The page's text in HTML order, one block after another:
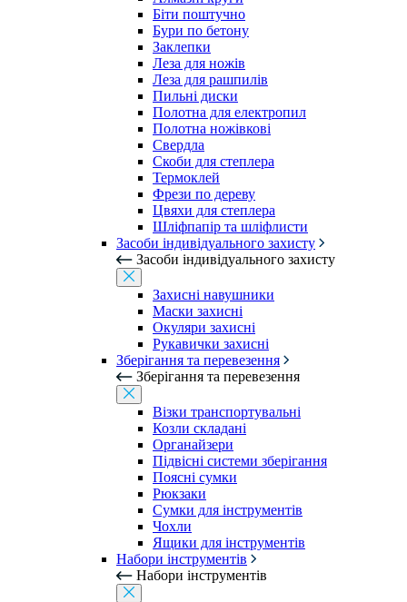
Біти поштучно
Бури по бетону
Заклепки
Леза для ножів
Леза для рашпилів
Пильні диски
Полотна для електропил
Полотна ножівкові
Свердла
Скоби для степлера
Термоклей
Фрези по дереву
Цвяхи для степлера
Шліфпапір та шліфлисти
Засоби індивідуального захисту
Засоби індивідуального захисту
Захисні навушники
Маски захисні
Окуляри захисні
Рукавички захисні
Зберігання та перевезення
Зберігання та перевезення
Візки транспортувальні
Козли складані
Органайзери
Підвісні системи зберігання
Поясні сумки
Рюкзаки
Сумки для інструментів
Чохли
Ящики для інструментів
Набори інструментів
Набори інструментів